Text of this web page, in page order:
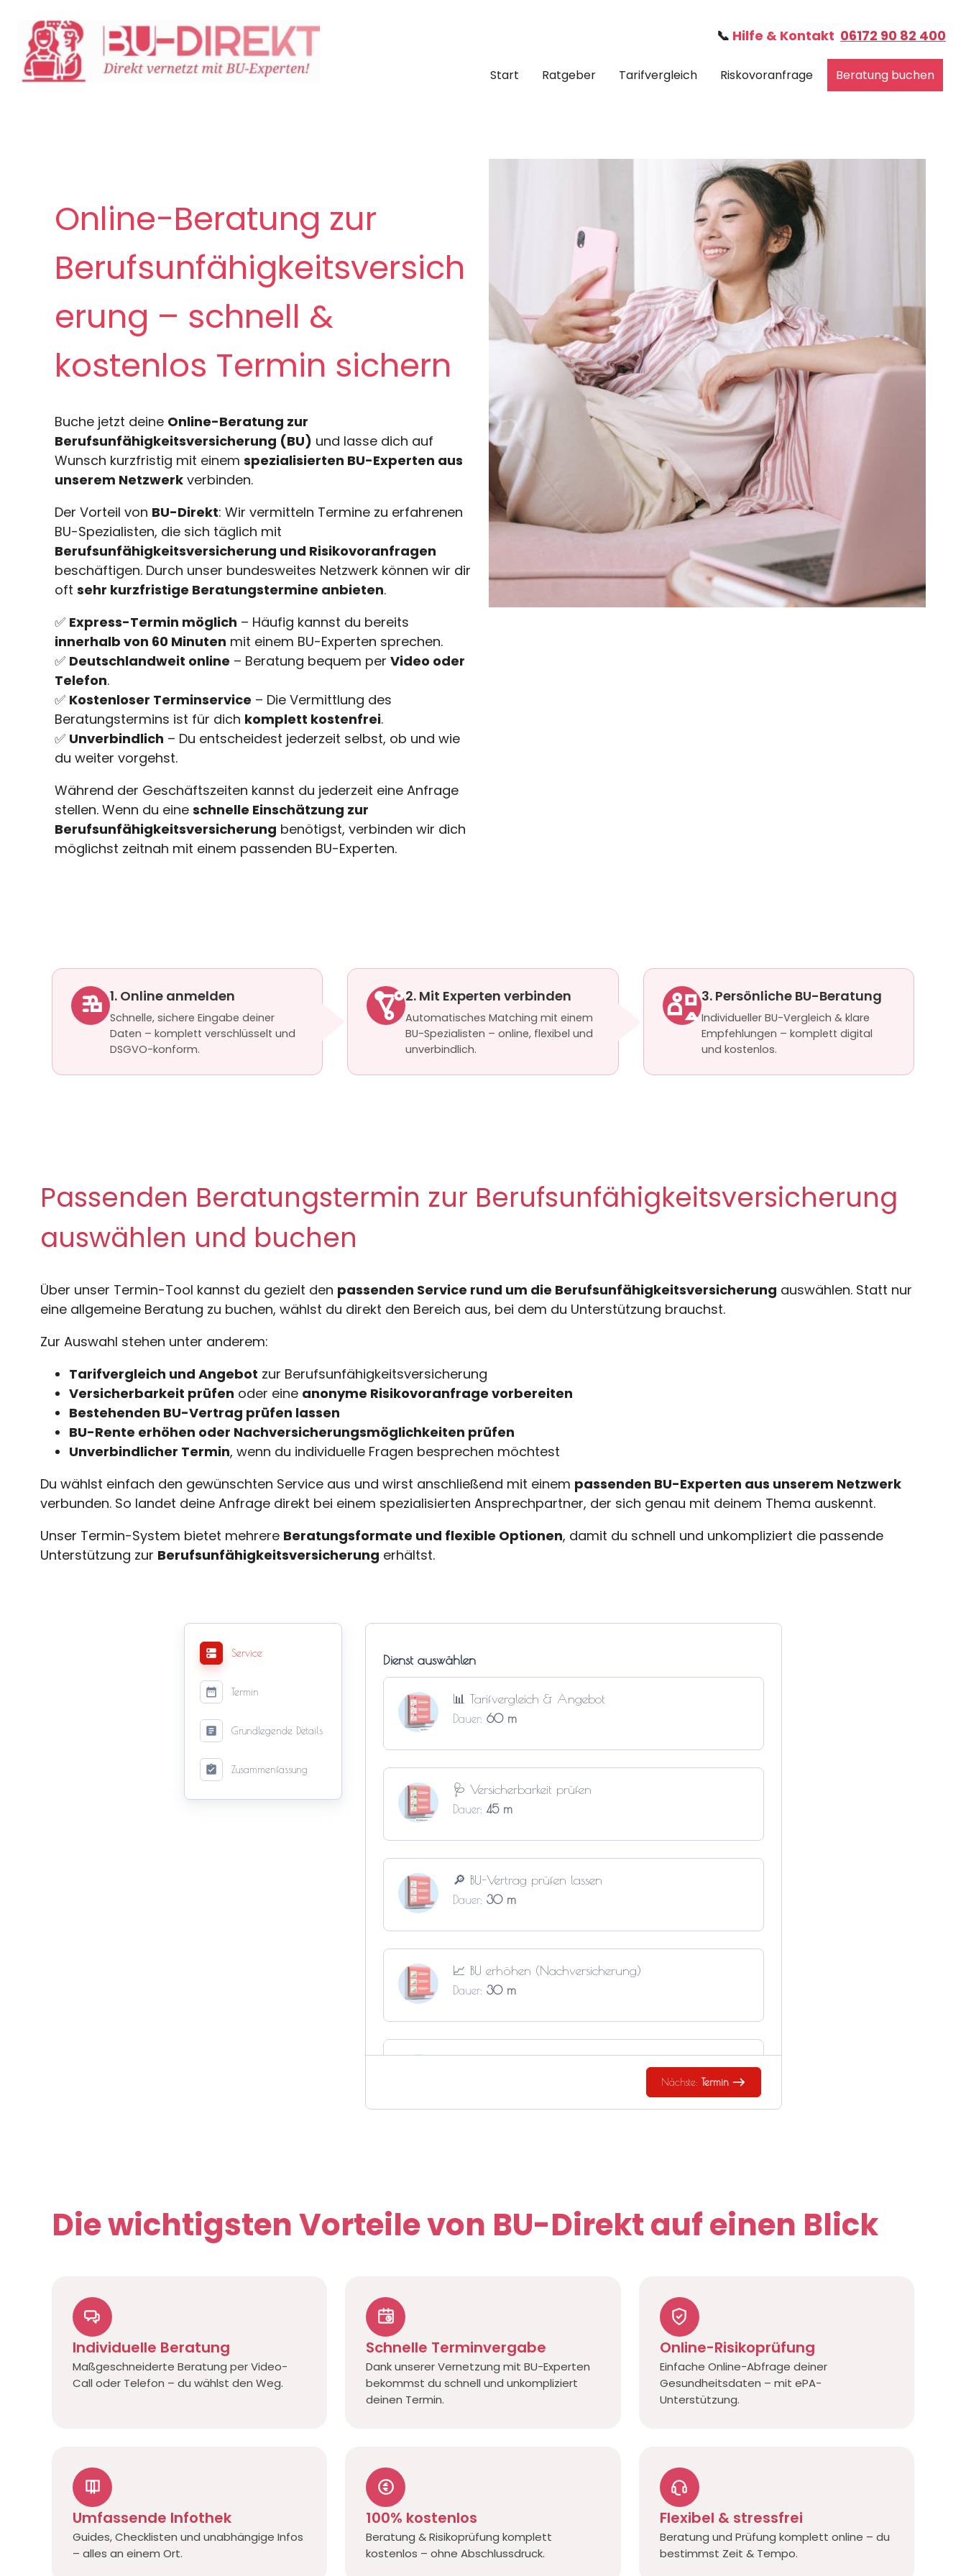
📞 Hilfe & Kontakt 06172 90 82 400
Start Ratgeber Tarifvergleich Riskovoranfrage Beratung buchen
Online-Beratung zur
Berufsunfähigkeitsversich
erung – schnell &
kostenlos Termin sichern
Buche jetzt deine Online-Beratung zur
Berufsunfähigkeitsversicherung (BU) und lasse dich auf
Wunsch kurzfristig mit einem spezialisierten BU-Experten aus
unserem Netzwerk verbinden.
Der Vorteil von BU-Direkt: Wir vermitteln Termine zu erfahrenen
BU-Spezialisten, die sich täglich mit
Berufsunfähigkeitsversicherung und Risikovoranfragen
beschäftigen. Durch unser bundesweites Netzwerk können wir dir
oft sehr kurzfristige Beratungstermine anbieten.
✅ Express-Termin möglich – Häufig kannst du bereits
innerhalb von 60 Minuten mit einem BU-Experten sprechen.
✅ Deutschlandweit online – Beratung bequem per Video oder
Telefon.
✅ Kostenloser Terminservice – Die Vermittlung des
Beratungstermins ist für dich komplett kostenfrei.
✅ Unverbindlich – Du entscheidest jederzeit selbst, ob und wie
du weiter vorgehst.
Während der Geschäftszeiten kannst du jederzeit eine Anfrage
stellen. Wenn du eine schnelle Einschätzung zur
Berufsunfähigkeitsversicherung benötigst, verbinden wir dich
möglichst zeitnah mit einem passenden BU-Experten.
1. Online anmelden
Schnelle, sichere Eingabe deiner
Daten – komplett verschlüsselt und
DSGVO-konform.
2. Mit Experten verbinden
Automatisches Matching mit einem
BU-Spezialisten – online, flexibel und
unverbindlich.
3. Persönliche BU-Beratung
Individueller BU-Vergleich & klare
Empfehlungen – komplett digital
und kostenlos.
Passenden Beratungstermin zur Berufsunfähigkeitsversicherung
auswählen und buchen
Über unser Termin-Tool kannst du gezielt den passenden Service rund um die Berufsunfähigkeitsversicherung auswählen. Statt nur
eine allgemeine Beratung zu buchen, wählst du direkt den Bereich aus, bei dem du Unterstützung brauchst.
Zur Auswahl stehen unter anderem:
Tarifvergleich und Angebot zur Berufsunfähigkeitsversicherung
Versicherbarkeit prüfen oder eine anonyme Risikovoranfrage vorbereiten
Bestehenden BU-Vertrag prüfen lassen
BU-Rente erhöhen oder Nachversicherungsmöglichkeiten prüfen
Unverbindlicher Termin, wenn du individuelle Fragen besprechen möchtest
Du wählst einfach den gewünschten Service aus und wirst anschließend mit einem passenden BU-Experten aus unserem Netzwerk
verbunden. So landet deine Anfrage direkt bei einem spezialisierten Ansprechpartner, der sich genau mit deinem Thema auskennt.
Unser Termin-System bietet mehrere Beratungsformate und flexible Optionen, damit du schnell und unkompliziert die passende
Unterstützung zur Berufsunfähigkeitsversicherung erhältst.
Service
Termin
Grundlegende Details
Zusammenfassung
Dienst auswählen
📊 Tarifvergleich & Angebot
Dauer: 60 m
🩺 Versicherbarkeit prüfen
Dauer:45 m
🔎 BU-Vertrag prüfen lassen
Dauer: 30 m
📈 BU erhöhen (Nachversicherung)
Dauer: 30 m
📅 Unverbindlichen Termin buchen
Nächste: Termin
Die wichtigsten Vorteile von BU-Direkt auf einen Blick
Individuelle Beratung
Maßgeschneiderte Beratung per Video-
Call oder Telefon – du wählst den Weg.
Schnelle Terminvergabe
Dank unserer Vernetzung mit BU-Experten
bekommst du schnell und unkompliziert
deinen Termin.
Online-Risikoprüfung
Einfache Online-Abfrage deiner
Gesundheitsdaten – mit ePA-
Unterstützung.
Umfassende Infothek
Guides, Checklisten und unabhängige Infos
– alles an einem Ort.
100% kostenlos
Beratung & Risikoprüfung komplett
kostenlos – ohne Abschlussdruck.
Flexibel & stressfrei
Beratung und Prüfung komplett online – du
bestimmst Zeit & Tempo.